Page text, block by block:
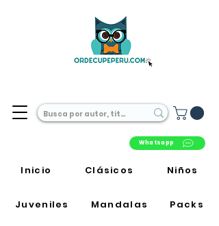
Whatsapp
Inicio Clásicos Niños
Juveniles Mandalas Packs